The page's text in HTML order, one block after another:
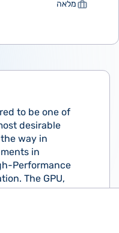
מלאה
to be one of
desirable
way in
in
Performance
The GPU,
visual cortex
is at the heart
NVIDIA is